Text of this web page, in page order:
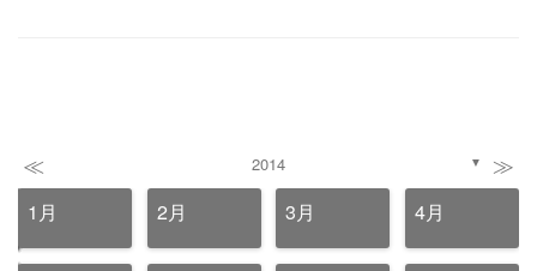
≪ 2014 ▼ ≫
1月 2月 3月 4月